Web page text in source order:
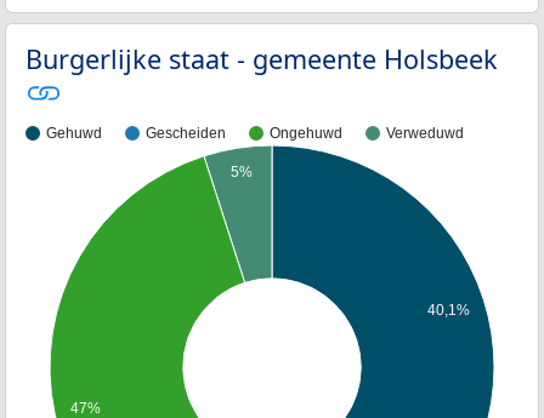
Burgerlijke staat - gemeente Holsbeek
Gehuwd Gescheiden Ongehuwd Verweduwd
40,1%
5%
47%